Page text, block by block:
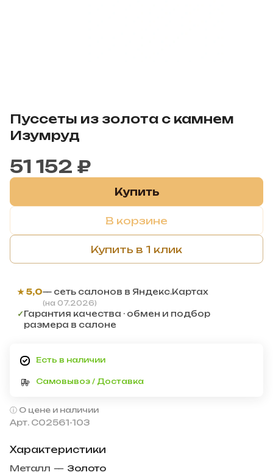
Пуссеты из золота с камнем
Изумруд
Арт. С02561-103
Характеристики
Металл — Золото
51 152 ₽
Купить
В корзине
Купить в 1 клик
★ 5,0— сеть салонов в Яндекс.Картах
(на 07.2026)
✓Гарантия качества · обмен и подбор
размера в салоне
Есть в наличии
Самовывоз / Доставка
О цене и наличии